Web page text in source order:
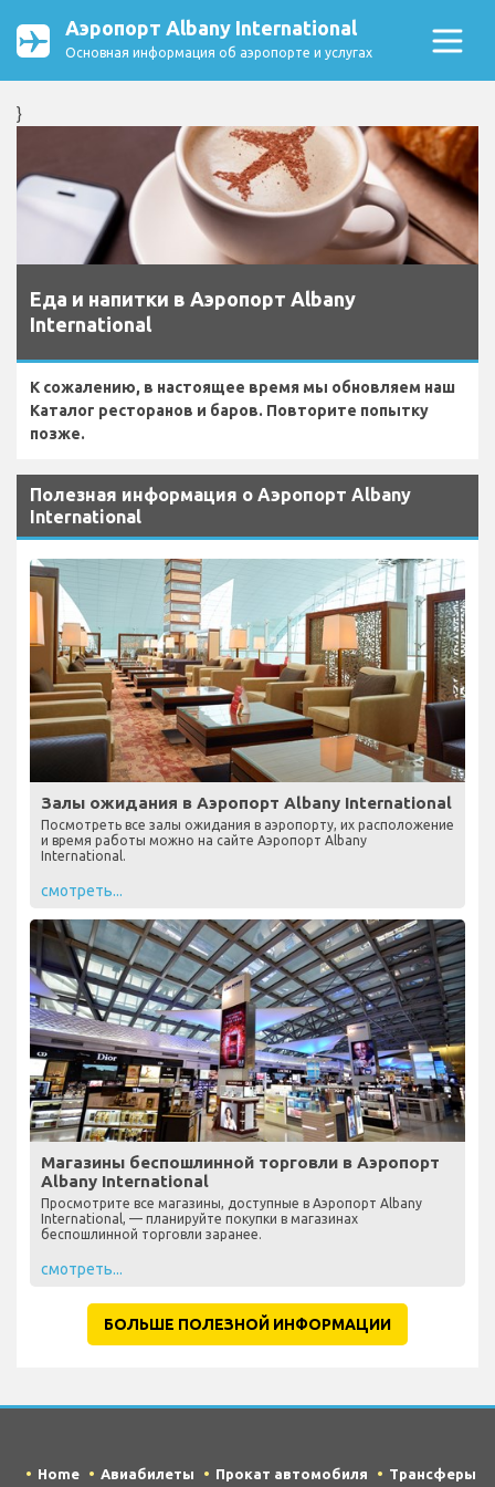
Аэропорт Albany International
Основная информация об аэропорте и услугах
}
Еда и напитки в Аэропорт Albany
International
К сожалению, в настоящее время мы обновляем наш
Каталог ресторанов и баров. Повторите попытку
позже.
Полезная информация о Аэропорт Albany
International
Залы ожидания в Аэропорт Albany International
Посмотреть все залы ожидания в аэропорту, их расположение
и время работы можно на сайте Аэропорт Albany
International.
смотреть...
Магазины беспошлинной торговли в Аэропорт
Albany International
Просмотрите все магазины, доступные в Аэропорт Albany
International, — планируйте покупки в магазинах
беспошлинной торговли заранее.
смотреть...
БОЛЬШЕ ПОЛЕЗНОЙ ИНФОРМАЦИИ
Home Авиабилеты Прокат автомобиля
Трансферы